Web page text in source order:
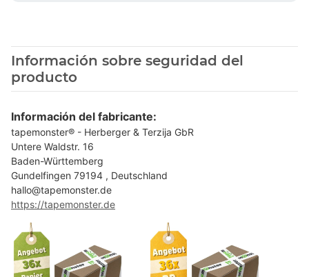
Información sobre seguridad del
producto
Información del fabricante:
tapemonster® - Herberger & Terzija GbR
Untere Waldstr. 16
Baden-Württemberg
Gundelfingen 79194 , Deutschland
hallo@tapemonster.de
https://tapemonster.de